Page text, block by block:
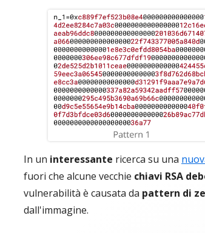
In un interessante ricerca su una
fuori che alcune vecchie chiavi RSA
vulnerabilità è causata da pattern di
dall'immagine.